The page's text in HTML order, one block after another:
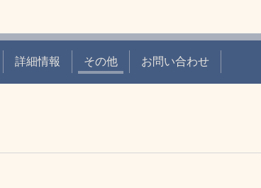
詳細情報 その他 お問い合わせ